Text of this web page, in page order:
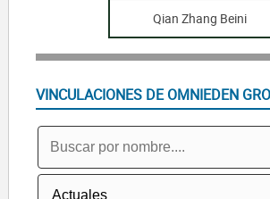
Qian Zhang Beini
VINCULACIONES DE OMNIEDEN